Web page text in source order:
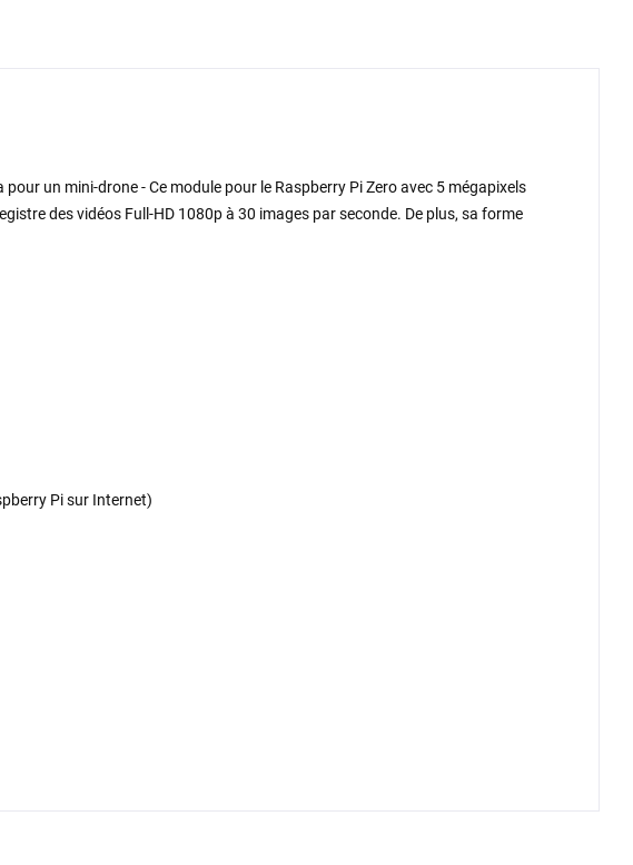
un mini-drone - Ce module pour le Raspberry Pi Zero avec 5 mégapixels
des vidéos Full-HD 1080p à 30 images par seconde. De plus, sa forme
Pi sur Internet)